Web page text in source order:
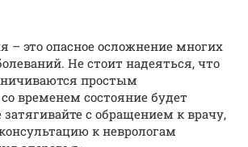
– это опасное осложнение многих
Не стоит надеяться, что
простым
временем состояние будет
с обращением к врачу,
к неврологам